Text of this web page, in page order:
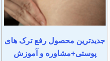
جدیدترین محصول رفع ترک های
پوستی+مشاوره و آموزش